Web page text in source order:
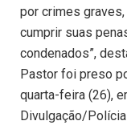
por crimes
cumprir suas
condenados”,
Pastor foi preso
quarta-feira (26),
Divulgação/